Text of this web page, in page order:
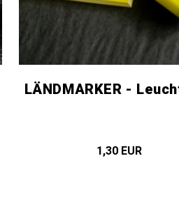
LÄNDMARKER -
1,30 EUR